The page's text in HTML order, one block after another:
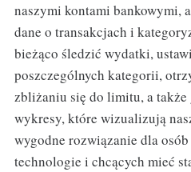
naszymi kontami bankowymi,
dane o transakcjach i
bieżąco śledzić wydatki,
poszczególnych kategorii,
zbliżaniu się do limitu, a także
wykresy, które wizualizują
wygodne rozwiązanie dla
technologie i chcących mieć